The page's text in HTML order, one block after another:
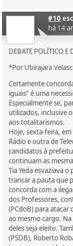
#10
há 14
DEBATE POLÍTICO E
*Por Ubirajara
Certamente
iguais” é uma
Especialmente se,
utilizados, inclusive
aos totalitarismos.
Hoje, sexta-feira,
Rádio e outra de
candidatos à
continuam as
Tia Yeda esvaziava
trancar a pauta que
concorda com a
dos Professores,
(PCdoB) para
ao mesmo cargo.
deles seja eleito.
(PSDB), Roberto